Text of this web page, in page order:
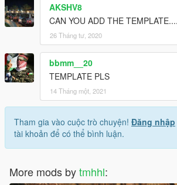
AKSHV8
CAN YOU ADD THE
26 Tháng tư, 2020
bbmm__20
TEMPLATE PLS
14 Tháng một, 2021
Tham gia vào cuộc trò chuyện! Đăng nhập
tài khoản để có thể bình luận.
More mods bytmhhl: